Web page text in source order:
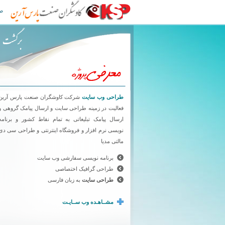
طراحی سایت کاوشگران صنعت پارس آرین
طراحی وب سایتشرکت کاوشگران صنعت پارس
فعالیت در زمینه طراحی سایت و ارسال پیامک گروهی
ارسال پیامک تبلیغاتی به تمام نقاط کشور و
نویسی نرم افزار و فروشگاه اینترنتی و طراحی سی
مالتی مدیا
برنامه نویسی سفارشی وب سایت
طراحی گرافیک اختصاصی
طراحی سایت به زبان فارسی
مشــاهـده وب ســایـت